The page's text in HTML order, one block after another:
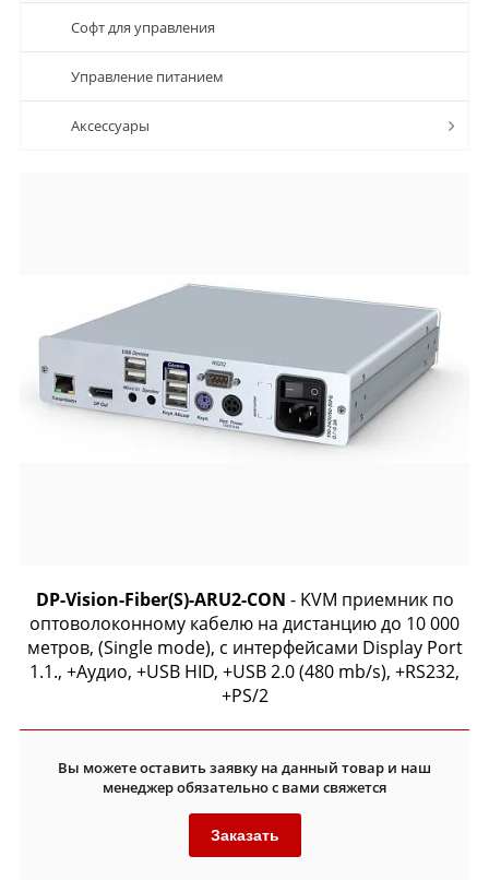
Софт для управления
Управление питанием
Аксессуары
DP-Vision-Fiber(S)-ARU2-CON - KVM приемник по
оптоволоконному кабелю на дистанцию до 10 000
метров, (Single mode), с интерфейсами Display Port
1.1., +Аудио, +USB HID, +USB 2.0 (480 mb/s), +RS232,
+PS/2
Вы можете оставить заявку на данный товар и наш
менеджер обязательно с вами свяжется
Заказать